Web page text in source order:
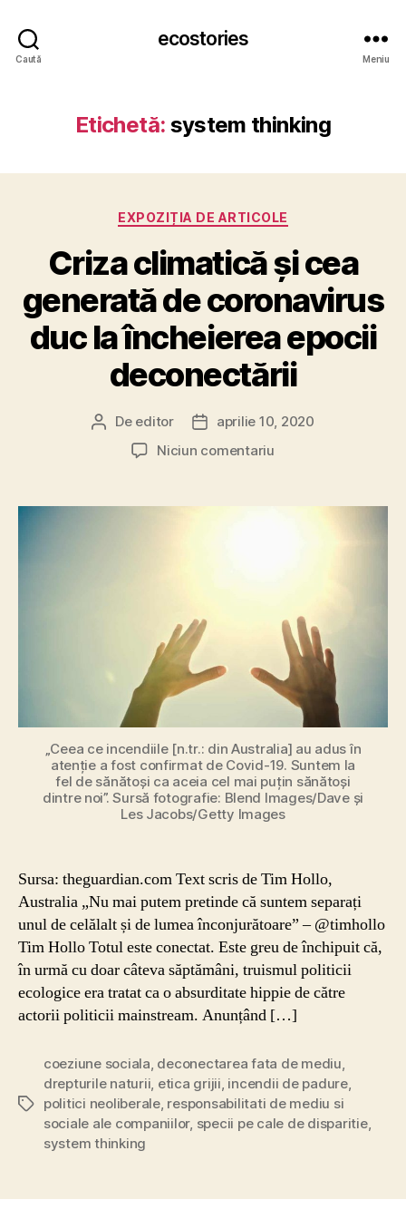
Caută
ecostories
Meniu
Etichetă: system thinking
Categorii
EXPOZIȚIA DE ARTICOLE
Criza climatică și cea
generată de coronavirus
duc la încheierea epocii
deconectării
Autor
articol
De editor
Datăaprilie 10, 2020
Niciun comentariula
la
încheierea
epocii
deconectării
„Ceea ce incendiile [n.tr.: din Australia] au adus în
atenție a fost confirmat de Covid-19. Suntem la
fel de sănătoși ca aceia cel mai puțin sănătoși
dintre noi”. Sursă fotografie: Blend Images/Dave și
Les Jacobs/Getty Images
Sursa: theguardian.com Text scris de Tim Hollo,
Australia „Nu mai putem pretinde că suntem separați
unul de celălalt și de lumea înconjurătoare” – @timhollo
Tim Hollo Totul este conectat. Este greu de închipuit că,
în urmă cu doar câteva săptămâni, truismul politicii
ecologice era tratat ca o absurditate hippie de către
actorii politicii mainstream. Anunțând […]
Etichete
coeziune sociala, deconectarea fata de mediu,
drepturile naturii, etica grijii, incendii de padure,
politici neoliberale, responsabilitati de mediu si
sociale ale companiilor, specii pe cale de disparitie,
system thinking